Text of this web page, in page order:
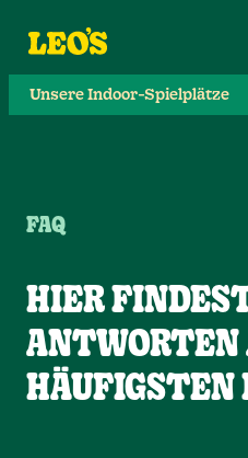
Unsere Indoor-Spielplätze
HIER
ANTWORTEN
HÄUFIGSTEN
FAQ